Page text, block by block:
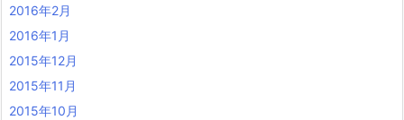
2016年2月
2016年1月
2015年12月
2015年11月
2015年10月